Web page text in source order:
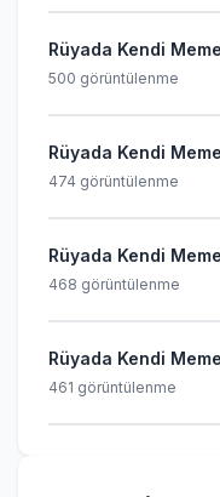
Rüyada Kendi
500 görüntülenme
Rüyada Kendi
474 görüntülenme
Rüyada Kendi
468 görüntülenme
Rüyada Kendi
461 görüntülenme